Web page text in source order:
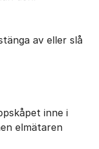
av eller slå
inne i
elmätaren